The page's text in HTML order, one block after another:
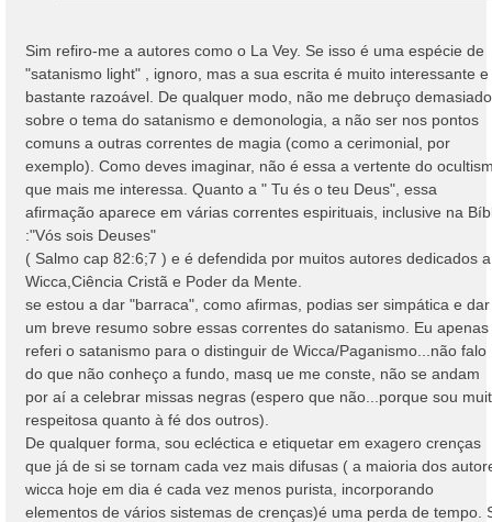
Sim refiro-me a autores como o La Vey. Se isso é uma espécie de
"satanismo light" , ignoro, mas a sua escrita é muito interessante e
bastante razoável. De qualquer modo, não me debruço demasiado
sobre o tema do satanismo e demonologia, a não ser nos pontos
comuns a outras correntes de magia (como a cerimonial, por
exemplo). Como deves imaginar, não é essa a vertente do
que mais me interessa. Quanto a " Tu és o teu Deus", essa
afirmação aparece em várias correntes espirituais, inclusive na
:"Vós sois Deuses"
( Salmo cap 82:6;7 ) e é defendida por muitos autores dedicados a
Wicca,Ciência Cristã e Poder da Mente.
se estou a dar "barraca", como afirmas, podias ser simpática e dar
um breve resumo sobre essas correntes do satanismo. Eu apenas
referi o satanismo para o distinguir de Wicca/Paganismo...não falo
do que não conheço a fundo, masq ue me conste, não se andam
por aí a celebrar missas negras (espero que não...porque sou
respeitosa quanto à fé dos outros).
De qualquer forma, sou ecléctica e etiquetar em exagero crenças
que já de si se tornam cada vez mais difusas ( a maioria dos
wicca hoje em dia é cada vez menos purista, incorporando
elementos de vários sistemas de crenças)é uma perda de tempo.